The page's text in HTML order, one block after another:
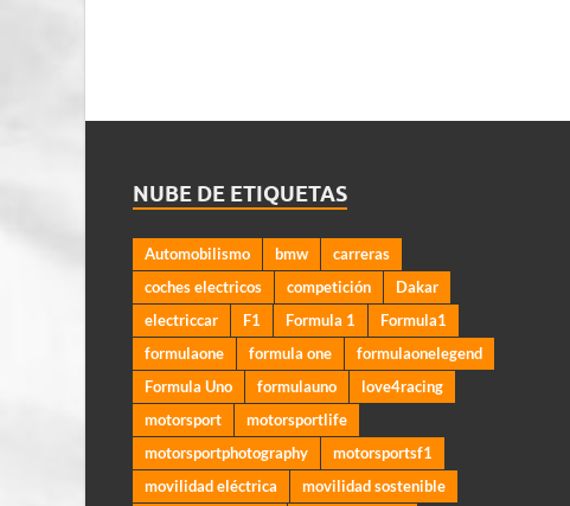
NUBE DE ETIQUETAS
Automobilismo bmw
carreras
coches electricos
competición
Dakar
electriccar
F1 Formula 1
Formula1
formulaone
formula one
formulaonelegend
Formula Uno
formulauno
love4racing
motorsport
motorsportlife
motorsportphotography
motorsportsf1
movilidad eléctrica
movilidad sostenible